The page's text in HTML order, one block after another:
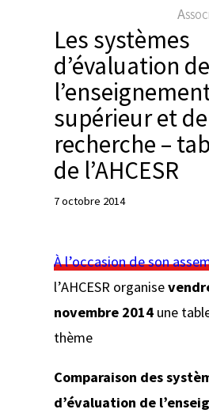
Les systèmes
d’évaluation de
supérieur et
recherche –
de l’AHCESR
7 octobre 2014
À l’occasion de son
l’AHCESR organise
novembre 2014 une
thème
Comparaison des
d’évaluation de